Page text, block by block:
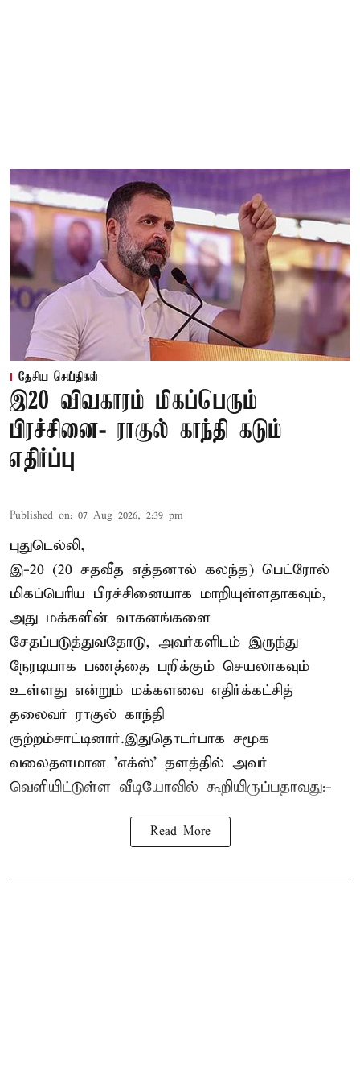
தேசிய செய்திகள்
இ20 விவகாரம் மிகப்பெரும்
பிரச்சினை- ராகுல் காந்தி கடும்
எதிர்ப்பு
Published on: 07 Aug 2026, 2:39 pm
புதுடெல்லி,
இ-20 (20 சதவீத எத்தனால் கலந்த) பெட்ரோல்
மிகப்பெரிய பிரச்சினையாக மாறியுள்ளதாகவும்,
அது மக்களின் வாகனங்களை
சேதப்படுத்துவதோடு, அவர்களிடம் இருந்து
நேரடியாக பணத்தை பறிக்கும் செயலாகவும்
உள்ளது என்றும் மக்களவை எதிர்க்கட்சித்
தலைவர் ராகுல் காந்தி
குற்றம்சாட்டினார்.இதுதொடர்பாக சமூக
வலைதளமான 'எக்ஸ்' தளத்தில் அவர்
வெளியிட்டுள்ள வீடியோவில் கூறியிருப்பதாவது:-
Read More